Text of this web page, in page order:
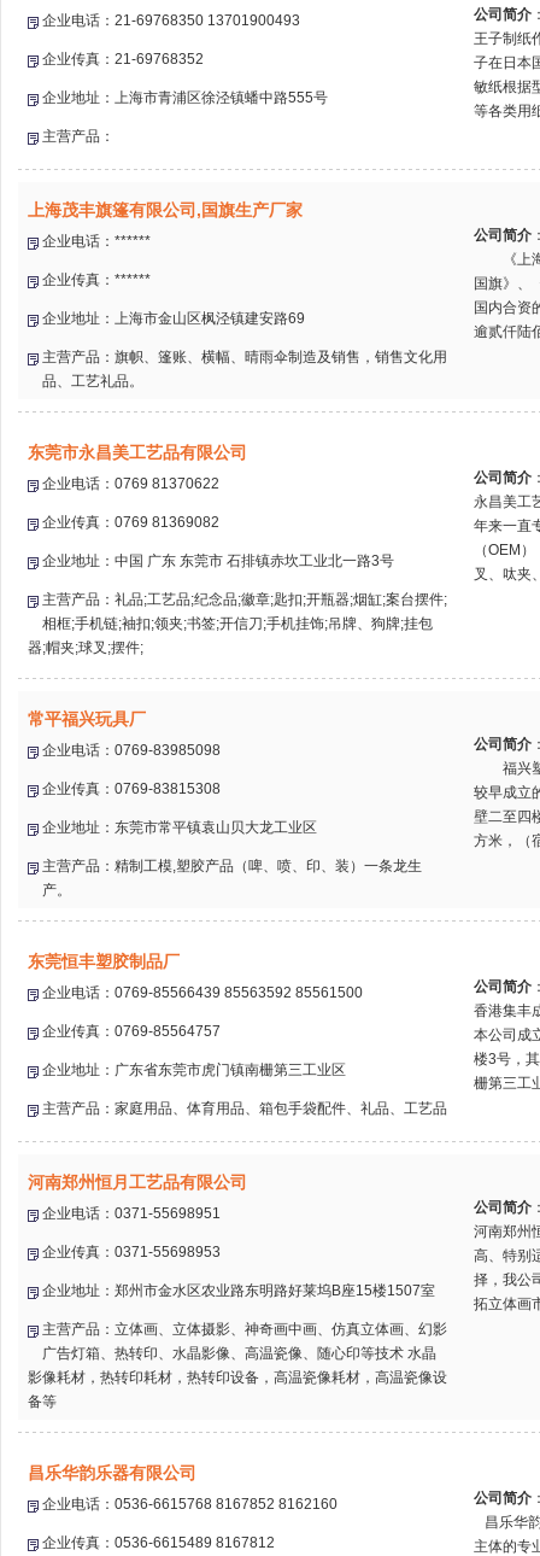
企业电话：21-69768350 13701900493
企业传真：21-69768352
企业地址：上海市青浦区徐泾镇蟠中路555号
主营产品：
公司简介
王子制纸
子在日本
敏纸根据
等各类用
上海茂丰旗篷有限公司,国旗生产厂家
企业电话：******
企业传真：******
企业地址：上海市金山区枫泾镇建安路69
主营产品：旗帜、篷账、横幅、晴雨伞制造及销售，销售文化用
品、工艺礼品。
公司简介
《上海
国旗》
国内合资
逾贰仟陆
东莞市永昌美工艺品有限公司
企业电话：0769 81370622
企业传真：0769 81369082
企业地址：中国 广东 东莞市 石排镇赤坎工业北一路3号
主营产品：礼品;工艺品;纪念品;徽章;匙扣;开瓶器;烟缸;案台摆件;
相框;手机链;袖扣;领夹;书签;开信刀;手机挂饰;吊牌、狗牌;挂包
器;帽夹;球叉;摆件;
公司简介
永昌美工
年来一直
（OEM
叉、呔夹
常平福兴玩具厂
企业电话：0769-83985098
企业传真：0769-83815308
企业地址：东莞市常平镇袁山贝大龙工业区
主营产品：精制工模,塑胶产品（啤、喷、印、装）一条龙生
产。
公司简介
福兴塑
较早成立
壁二至四
方米，（
东莞恒丰塑胶制品厂
企业电话：0769-85566439 85563592 85561500
企业传真：0769-85564757
企业地址：广东省东莞市虎门镇南栅第三工业区
主营产品：家庭用品、体育用品、箱包手袋配件、礼品、工艺品
公司简介
香港集丰
本公司成
楼3号，
栅第三工
河南郑州恒月工艺品有限公司
企业电话：0371-55698951
企业传真：0371-55698953
企业地址：郑州市金水区农业路东明路好莱坞B座15楼1507室
主营产品：立体画、立体摄影、神奇画中画、仿真立体画、幻影
广告灯箱、热转印、水晶影像、高温瓷像、随心印等技术 水晶
影像耗材，热转印耗材，热转印设备，高温瓷像耗材，高温瓷像设
备等
公司简介
河南郑州
高、特别
择，我公
拓立体画
昌乐华韵乐器有限公司
企业电话：0536-6615768 8167852 8162160
企业传真：0536-6615489 8167812
公司简介
昌乐华
主体的专